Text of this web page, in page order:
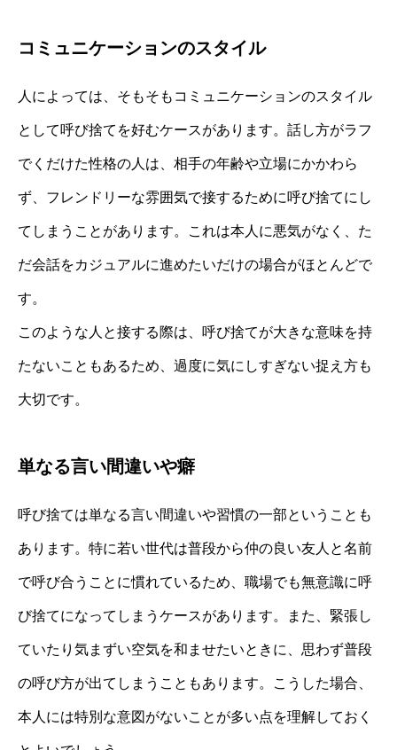
コミュニケーションのスタイル
人によっては、そもそもコミュニケーションのスタイル
として呼び捨てを好むケースがあります。話し方がラフ
でくだけた性格の人は、相手の年齢や立場にかかわら
ず、フレンドリーな雰囲気で接するために呼び捨てにし
てしまうことがあります。これは本人に悪気がなく、た
だ会話をカジュアルに進めたいだけの場合がほとんどで
す。
このような人と接する際は、呼び捨てが大きな意味を持
たないこともあるため、過度に気にしすぎない捉え方も
大切です。
単なる言い間違いや癖
呼び捨ては単なる言い間違いや習慣の一部ということも
あります。特に若い世代は普段から仲の良い友人と名前
で呼び合うことに慣れているため、職場でも無意識に呼
び捨てになってしまうケースがあります。また、緊張し
ていたり気まずい空気を和ませたいときに、思わず普段
の呼び方が出てしまうこともあります。こうした場合、
本人には特別な意図がないことが多い点を理解しておく